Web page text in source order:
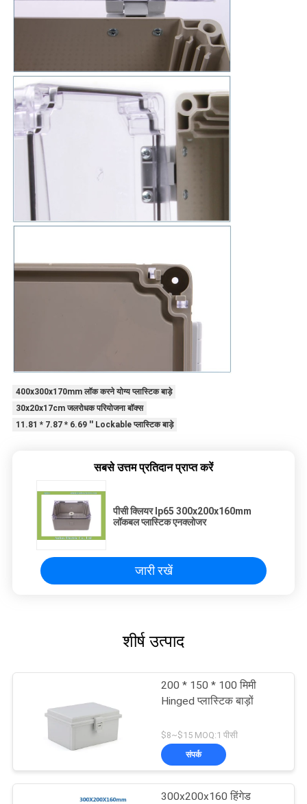
400x300x170mm लॉक करने योग्य प्लास्टिक बाड़े
30x20x17cm जलरोधक परियोजना बॉक्स
11.81 * 7.87 * 6.69 '' Lockable प्लास्टिक बाड़े
सबसे उत्तम प्रतिदान प्राप्त करें
पीसी क्लियर Ip65 300x200x160mm
लॉकबल प्लास्टिक एनक्लोजर
जारी रखें
शीर्ष उत्पाद
200 * 150 * 100 मिमी
Hinged प्लास्टिक बाड़ों
$8~$15 MOQ:1 पीसी
संपर्क
300x200x160 हिंगेड